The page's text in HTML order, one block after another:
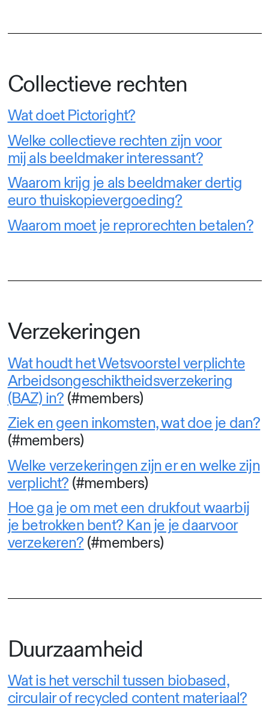
Collectieve rechten
Wat doet Pictoright?
Welke collectieve rechten zijn voor
mij als beeldmaker interessant?
Waarom krijg je als beeldmaker dertig
euro thuiskopievergoeding?
Waarom moet je reprorechten betalen?
Verzekeringen
Wat houdt het Wetsvoorstel verplichte
Arbeidsongeschiktheidsverzekering
(BAZ) in? (#members)
Ziek en geen inkomsten, wat doe je dan?
(#members)
Welke verzekeringen zijn er en welke zijn
verplicht? (#members)
Hoe ga je om met een drukfout waarbij
je betrokken bent? Kan je je daarvoor
verzekeren? (#members)
Duurzaamheid
Wat is het verschil tussen biobased,
circulair of recycled content materiaal?